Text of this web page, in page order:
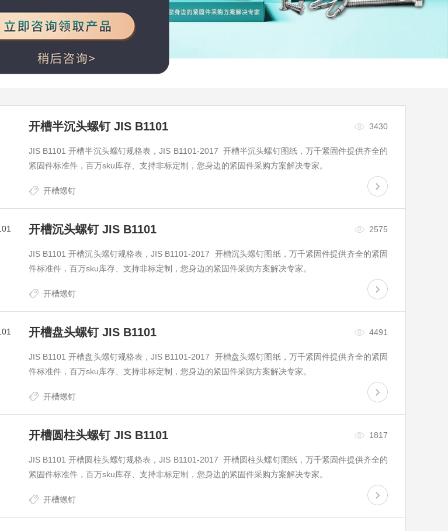
开槽半沉头螺钉 JIS B1101 3430
JIS B1101 开槽半沉头螺钉规格表，JIS B1101-2017 开槽半沉头螺钉图纸，万千紧固件提供齐全的
紧固件标准件，百万sku库存、支持非标定制，您身边的紧固件采购方案解决专家。
开槽螺钉
开槽沉头螺钉 JIS B1101 2575
JIS B1101 开槽沉头螺钉规格表，JIS B1101-2017 开槽沉头螺钉图纸，万千紧固件提供齐全的紧固
件标准件，百万sku库存、支持非标定制，您身边的紧固件采购方案解决专家。
开槽螺钉
开槽盘头螺钉 JIS B1101 4491
JIS B1101 开槽盘头螺钉规格表，JIS B1101-2017 开槽盘头螺钉图纸，万千紧固件提供齐全的紧固
件标准件，百万sku库存、支持非标定制，您身边的紧固件采购方案解决专家。
开槽螺钉
开槽圆柱头螺钉 JIS B1101 1817
JIS B1101 开槽圆柱头螺钉规格表，JIS B1101-2017 开槽圆柱头螺钉图纸，万千紧固件提供齐全的
紧固件标准件，百万sku库存、支持非标定制，您身边的紧固件采购方案解决专家。
开槽螺钉